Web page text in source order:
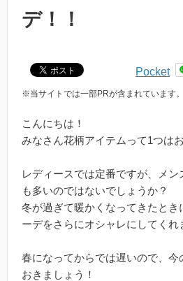
デ！！
Pocket
※当サイトでは一部PRが含まれています。
こんにちは！
みなさん花柄アイテムって1つは
レディースでは定番ですが、メ
も多いのではないでしょうか？
冬が過ぎて暖かくなってきたとき
ーデをさらにオシャレにしてくれ
春になってからでは遅いので、今
おきましょう！